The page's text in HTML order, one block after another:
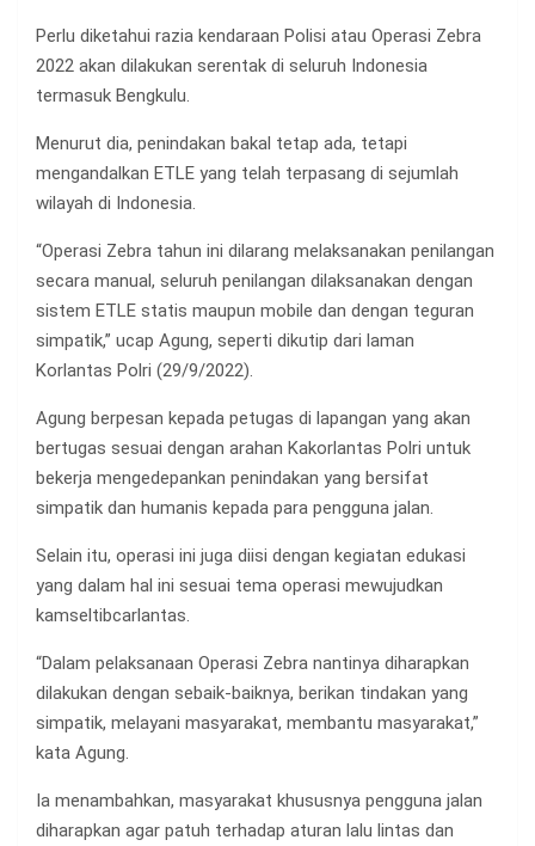
Perlu diketahui razia kendaraan Polisi atau Operasi Zebra
2022 akan dilakukan serentak di seluruh Indonesia
termasuk Bengkulu.
Menurut dia, penindakan bakal tetap ada, tetapi
mengandalkan ETLE yang telah terpasang di sejumlah
wilayah di Indonesia.
“Operasi Zebra tahun ini dilarang melaksanakan penilangan
secara manual, seluruh penilangan dilaksanakan dengan
sistem ETLE statis maupun mobile dan dengan teguran
simpatik,” ucap Agung, seperti dikutip dari laman
Korlantas Polri (29/9/2022).
Agung berpesan kepada petugas di lapangan yang akan
bertugas sesuai dengan arahan Kakorlantas Polri untuk
bekerja mengedepankan penindakan yang bersifat
simpatik dan humanis kepada para pengguna jalan.
Selain itu, operasi ini juga diisi dengan kegiatan edukasi
yang dalam hal ini sesuai tema operasi mewujudkan
kamseltibcarlantas.
“Dalam pelaksanaan Operasi Zebra nantinya diharapkan
dilakukan dengan sebaik-baiknya, berikan tindakan yang
simpatik, melayani masyarakat, membantu masyarakat,”
kata Agung.
Ia menambahkan, masyarakat khususnya pengguna jalan
diharapkan agar patuh terhadap aturan lalu lintas dan